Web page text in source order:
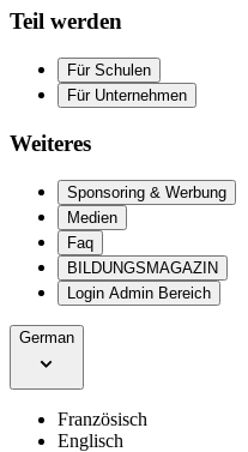
Teil werden
Für Schulen
Für Unternehmen
Weiteres
Sponsoring & Werbung
Medien
Faq
BILDUNGSMAGAZIN
Login Admin Bereich
German
Französisch
Englisch